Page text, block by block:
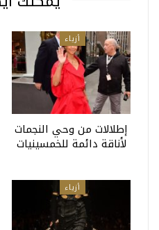
أزياء
إطلالات من وحي النجمات
لأناقة دائمة للخمسينيات
أزياء